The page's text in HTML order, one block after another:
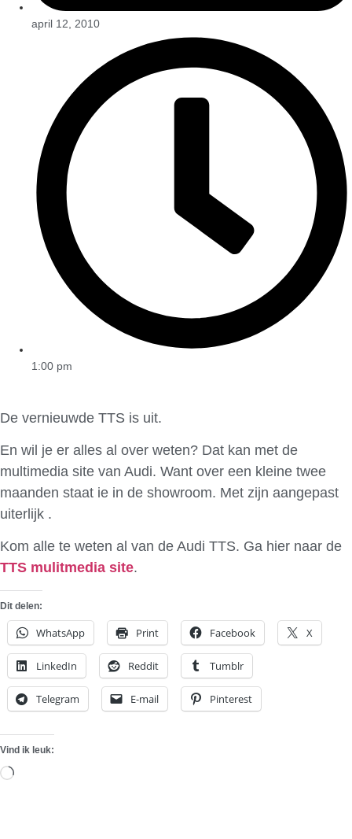
april 12, 2010
1:00 pm
De vernieuwde TTS is uit.
En wil je er alles al over weten? Dat kan met de
multimedia site van Audi. Want over een kleine twee
maanden staat ie in de showroom. Met zijn aangepast
uiterlijk .
Kom alle te weten al van de Audi TTS. Ga hier naar de
TTS mulitmedia site.
Dit delen:
WhatsApp Print Facebook X
LinkedIn Reddit Tumblr
Telegram E-mail Pinterest
Vind ik leuk:
Aan